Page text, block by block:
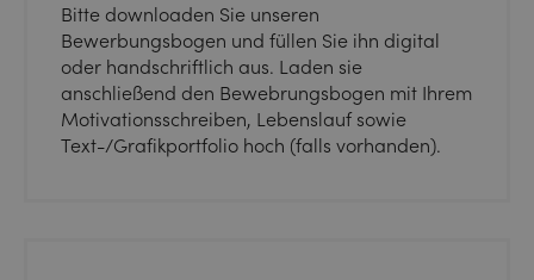
Bitte downloaden Sie unseren
Bewerbungsbogen und füllen Sie ihn digital
oder handschriftlich aus. Laden sie
anschließend den Bewebrungsbogen mit Ihrem
Motivationsschreiben, Lebenslauf sowie
Text-/Grafikportfolio hoch (falls vorhanden).